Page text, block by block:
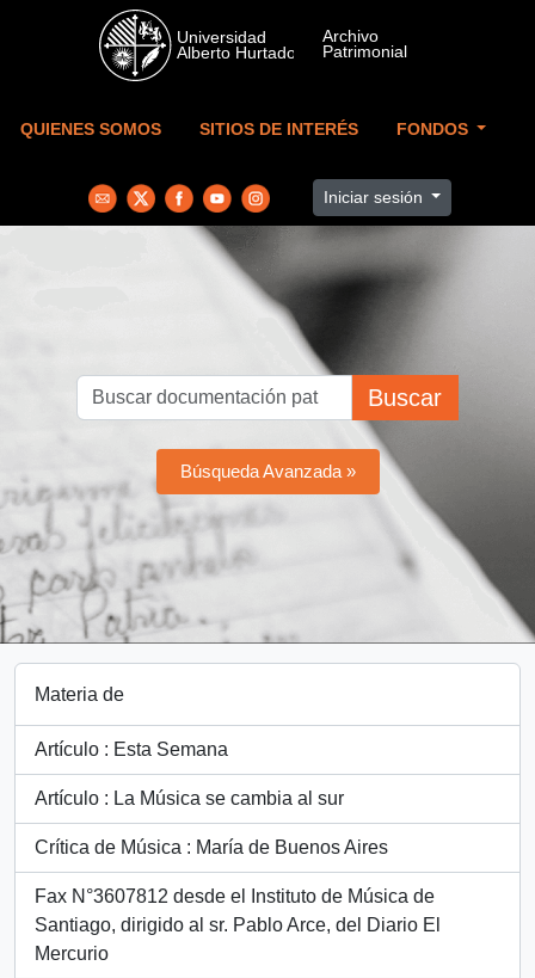
Skip to main content
QUIENES SOMOS SITIOS DE INTERÉS FONDOS
Iniciar sesión
Buscar
Búsqueda Avanzada »
Materia de
Artículo : Esta Semana
Artículo : La Música se cambia al sur
Crítica de Música : María de Buenos Aires
Fax N°3607812 desde el Instituto de Música de
Santiago, dirigido al sr. Pablo Arce, del Diario El
Mercurio